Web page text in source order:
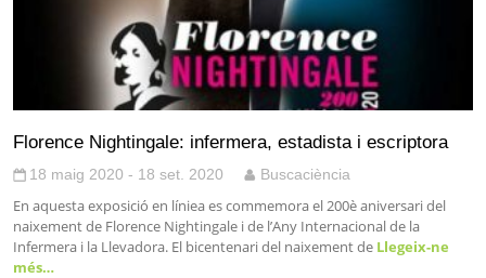
Florence Nightingale: infermera, estadista i escriptora
18 maig 2020 - 18 set. 2020 Buscaciència
En aquesta exposició en líniea es commemora el 200è aniversari del
naixement de Florence Nightingale i de l’Any Internacional de la
Infermera i la Llevadora. El bicentenari del naixement de Llegeix-ne
més…